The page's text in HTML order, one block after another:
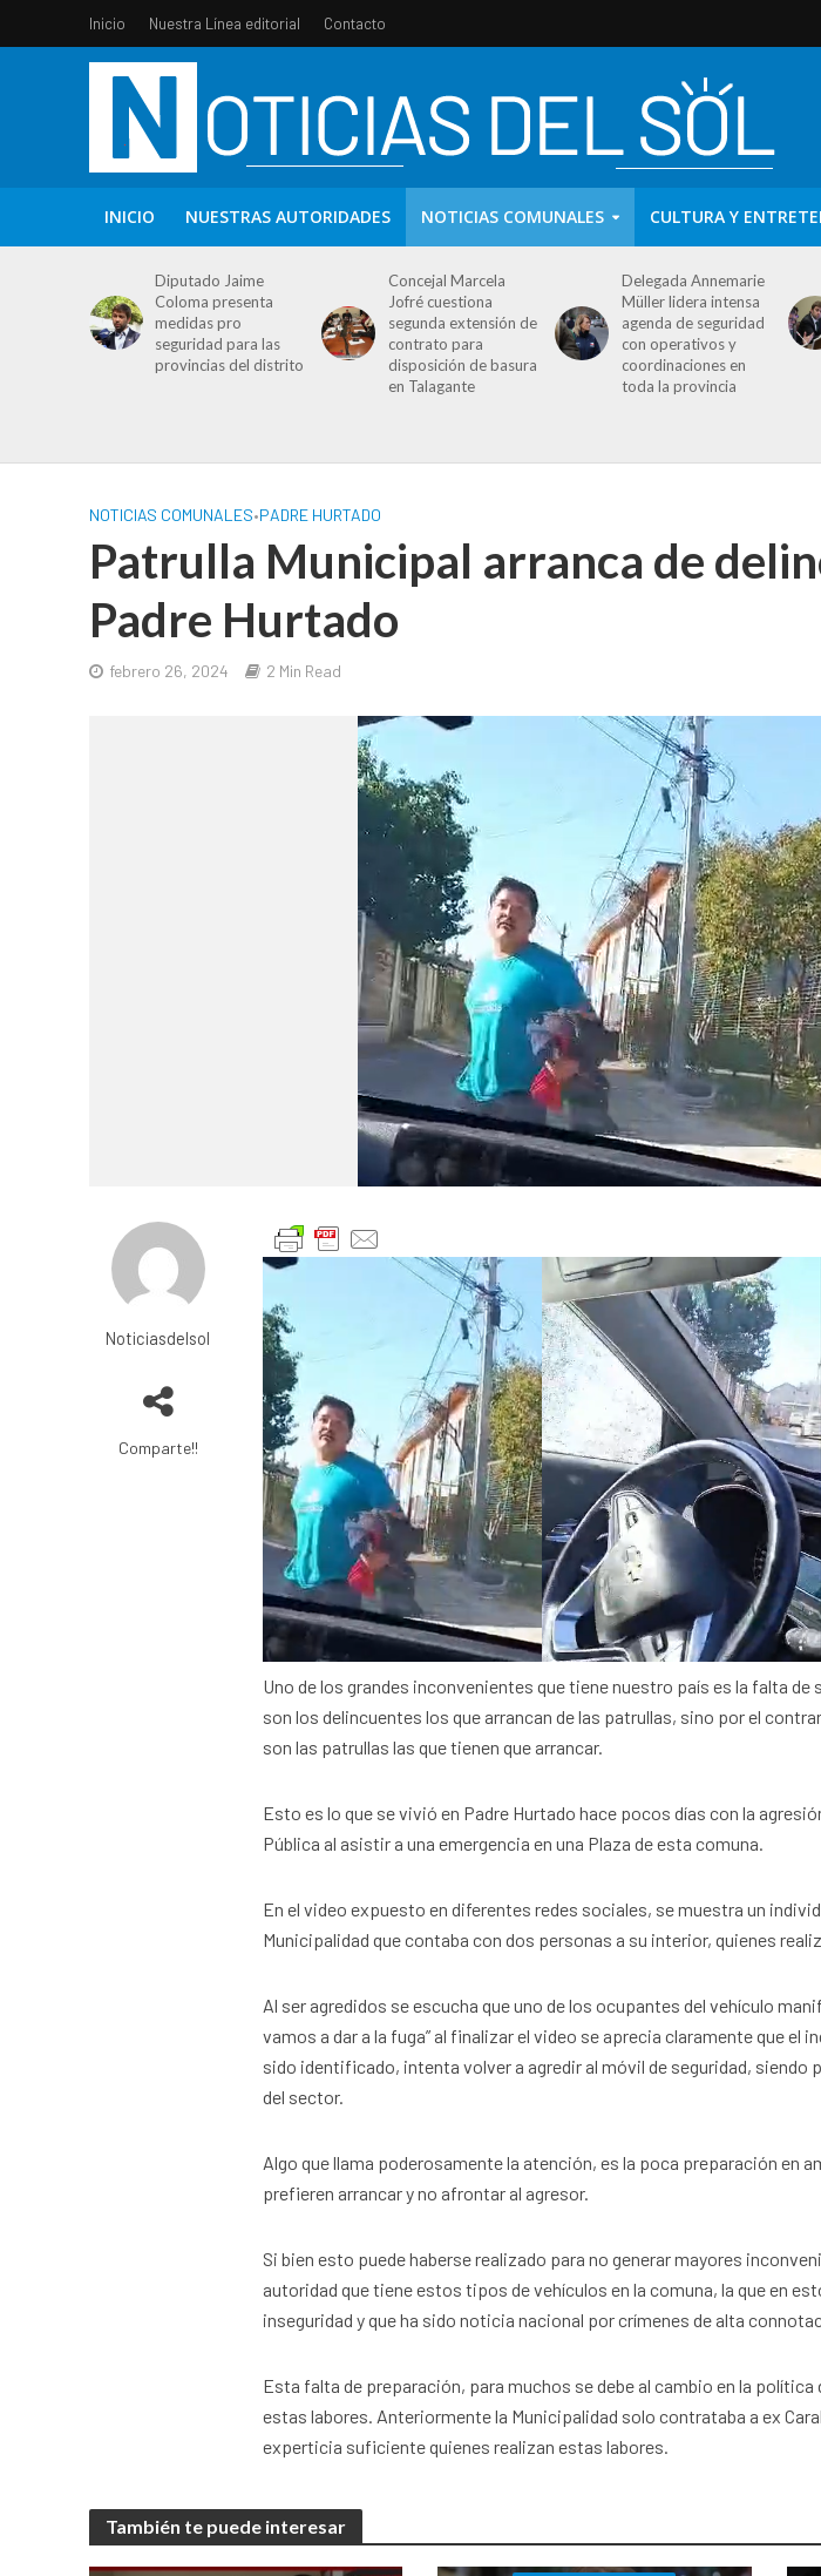
Inicio Nuestra Línea editorial Contacto
INICIO NUESTRAS AUTORIDADES NOTICIAS COMUNALES CULTURA Y
Diputado Jaime
Coloma presenta
medidas pro
seguridad para las
provincias del distrito
Concejal Marcela
Jofré cuestiona
segunda extensión de
contrato para
disposición de basura
en Talagante
Delegada Annemarie
Müller lidera intensa
agenda de seguridad
con operativos y
coordinaciones en
toda la provincia
NOTICIAS COMUNALES•PADRE HURTADO
Patrulla Municipal arranca de
Padre Hurtado
febrero 26, 2024 2 Min Read
Noticiasdelsol
Comparte!!
Uno de los grandes inconvenientes que tiene nuestro país es la falta de
son los delincuentes los que arrancan de las patrullas, sino por el
son las patrullas las que tienen que arrancar.
Esto es lo que se vivió en Padre Hurtado hace pocos días con la
Pública al asistir a una emergencia en una Plaza de esta comuna.
En el video expuesto en diferentes redes sociales, se muestra un
Municipalidad que contaba con dos personas a su interior, quienes
Al ser agredidos se escucha que uno de los ocupantes del vehículo
vamos a dar a la fuga” al finalizar el video se aprecia claramente que el
sido identificado, intenta volver a agredir al móvil de seguridad, siendo
del sector.
Algo que llama poderosamente la atención, es la poca preparación en
prefieren arrancar y no afrontar al agresor.
Si bien esto puede haberse realizado para no generar mayores
autoridad que tiene estos tipos de vehículos en la comuna, la que en
inseguridad y que ha sido noticia nacional por crímenes de alta
Esta falta de preparación, para muchos se debe al cambio en la
estas labores. Anteriormente la Municipalidad solo contrataba a ex
experticia suficiente quienes realizan estas labores.
También te puede interesar